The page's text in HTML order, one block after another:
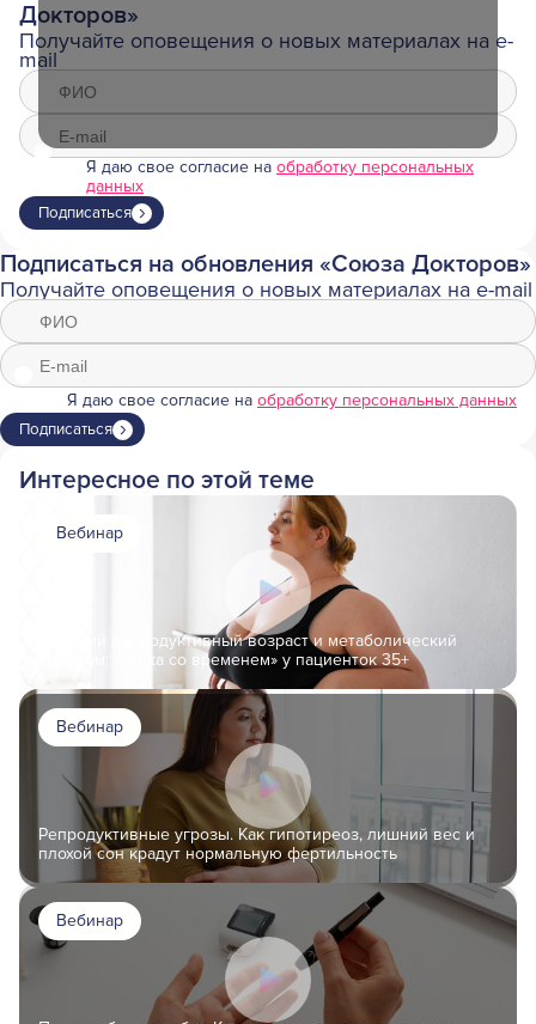
Докторов»
Получайте оповещения о новых материалах на e-
mail
Я даю свое согласие на обработку персональных
данных
Подписаться
Подписаться на обновления «Союза Докторов»
Получайте оповещения о новых материалах на e-mail
Я даю свое согласие на обработку персональных данных
Подписаться
Интересное по этой теме
Вебинар
Поздний репродуктивный возраст и метаболический
синдром: «Гонка со временем» у пациенток 35+
Вебинар
Репродуктивные угрозы. Как гипотиреоз, лишний вес и
плохой сон крадут нормальную фертильность
Вебинар